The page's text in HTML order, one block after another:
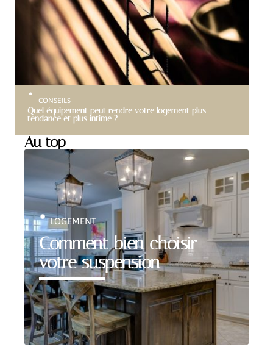
CONSEILS
Quel équipement peut rendre votre logement plus
tendance et plus intime ?
Au top
Comment bien choisir
votre suspension
LOGEMENT